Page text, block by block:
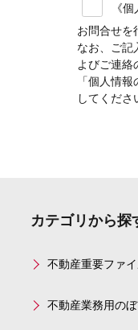
《
お問合せを
なお、ご記
よびご連絡
「個人情
してくださ
カテゴリから探
不動産重要ファ
不動産業務用のぼ